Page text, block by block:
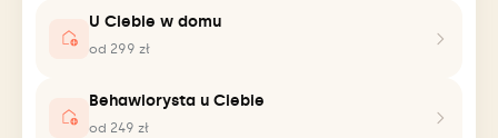
U Ciebie w domu
od 299 zł
Behawiorysta u Ciebie
od 249 zł